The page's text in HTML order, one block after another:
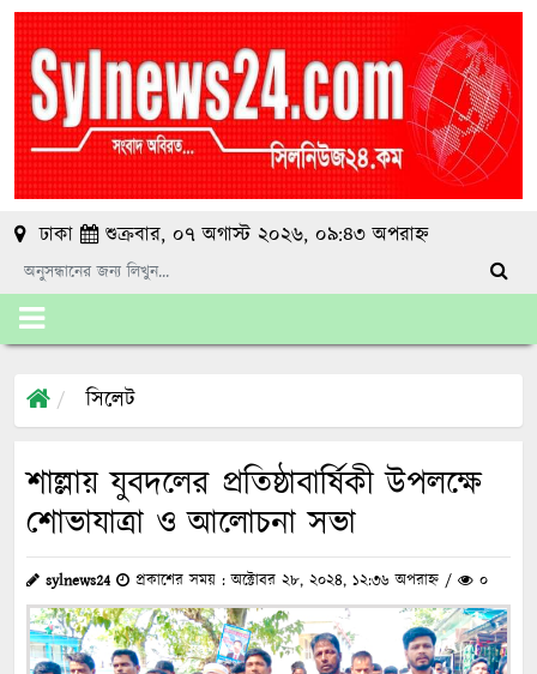
ঢাকা শুক্রবার, ০৭ অগাস্ট ২০২৬, ০৯:৪৩ অপরাহ্ন
সিলেট
শাল্লায় যুবদলের প্রতিষ্ঠাবার্ষিকী উপলক্ষে
শোভাযাত্রা ও আলোচনা সভা
sylnews24 প্রকাশের সময় : অক্টোবর ২৮, ২০২৪, ১২:৩৬ অপরাহ্ন / ০